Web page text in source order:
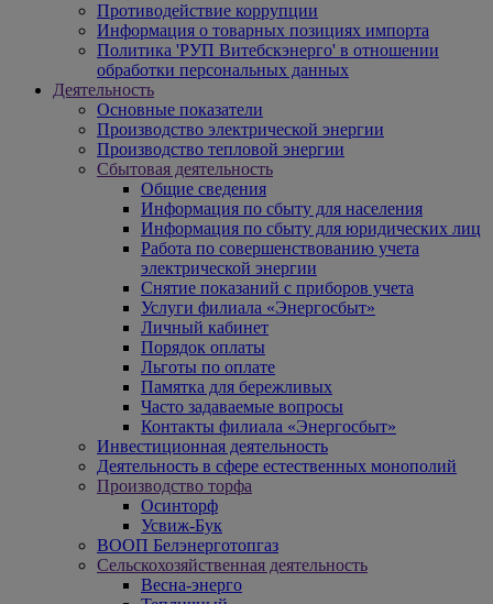
Противодействие коррупции
Информация о товарных позициях импорта
Политика 'РУП Витебскэнерго' в отношении
обработки персональных данных
Деятельность
Основные показатели
Производство электрической энергии
Производство тепловой энергии
Сбытовая деятельность
Общие сведения
Информация по сбыту для населения
Информация по сбыту для юридических лиц
Работа по совершенствованию учета
электрической энергии
Снятие показаний с приборов учета
Услуги филиала «Энергосбыт»
Личный кабинет
Порядок оплаты
Льготы по оплате
Памятка для бережливых
Часто задаваемые вопросы
Контакты филиала «Энергосбыт»
Инвестиционная деятельность
Деятельность в сфере естественных монополий
Производство торфа
Осинторф
Усвиж-Бук
ВООП Белэнерготопгаз
Сельскохозяйственная деятельность
Весна-энерго